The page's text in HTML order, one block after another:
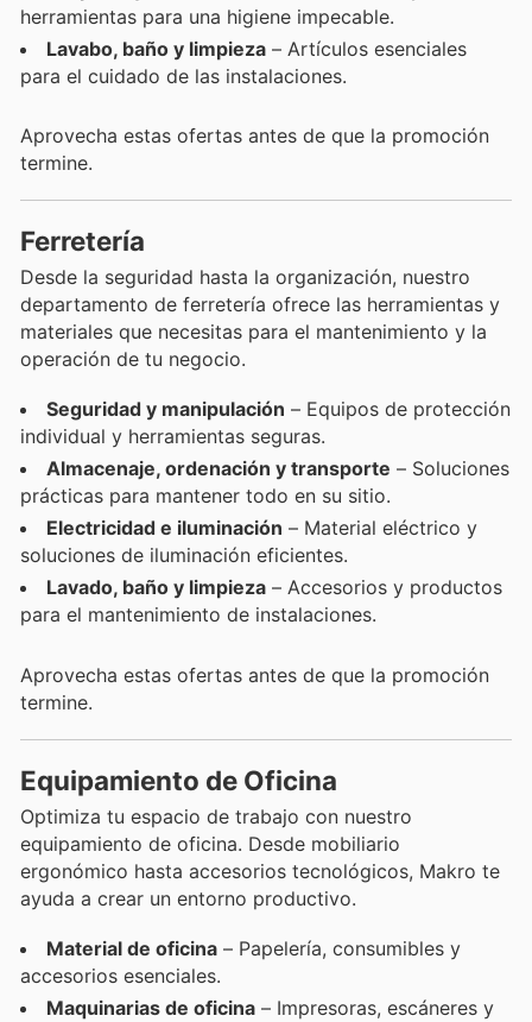
herramientas para una higiene impecable.
Lavabo, baño y limpieza – Artículos esenciales
para el cuidado de las instalaciones.
Aprovecha estas ofertas antes de que la promoción
termine.
Ferretería
Desde la seguridad hasta la organización, nuestro
departamento de ferretería ofrece las herramientas y
materiales que necesitas para el mantenimiento y la
operación de tu negocio.
Seguridad y manipulación – Equipos de protección
individual y herramientas seguras.
Almacenaje, ordenación y transporte – Soluciones
prácticas para mantener todo en su sitio.
Electricidad e iluminación – Material eléctrico y
soluciones de iluminación eficientes.
Lavado, baño y limpieza – Accesorios y productos
para el mantenimiento de instalaciones.
Aprovecha estas ofertas antes de que la promoción
termine.
Equipamiento de Oficina
Optimiza tu espacio de trabajo con nuestro
equipamiento de oficina. Desde mobiliario
ergonómico hasta accesorios tecnológicos, Makro te
ayuda a crear un entorno productivo.
Material de oficina – Papelería, consumibles y
accesorios esenciales.
Maquinarias de oficina – Impresoras, escáneres y